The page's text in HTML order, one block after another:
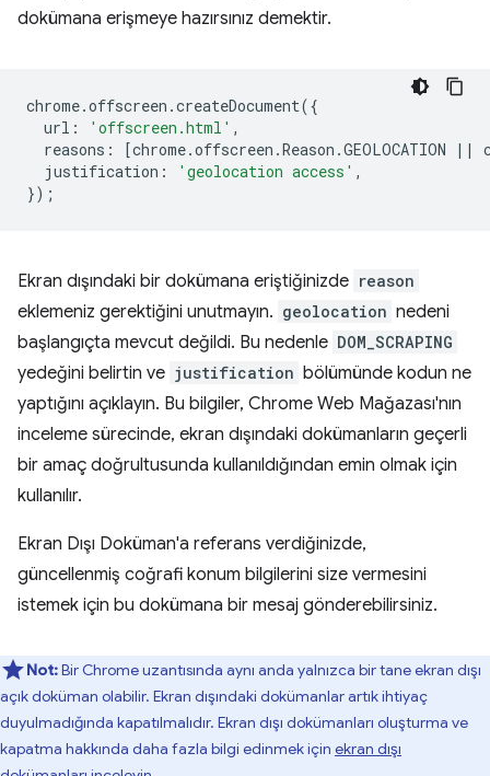
dokümana erişmeye hazırsınız demektir.
chrome.offscreen .createDocument({
url : 'offscreen.html' ,
reasons : [chrome.offscreen .Reason .GEOLOCATION ||
justification : 'geolocation access' ,
});
Ekran dışındaki bir dokümana eriştiğinizde reason
eklemeniz gerektiğini unutmayın. geolocation nedeni
başlangıçta mevcut değildi. Bu nedenle DOM_SCRAPING
yedeğini belirtin ve justification bölümünde kodun ne
yaptığını açıklayın. Bu bilgiler, Chrome Web Mağazası'nın
inceleme sürecinde, ekran dışındaki dokümanların geçerli
bir amaç doğrultusunda kullanıldığından emin olmak için
kullanılır.
Ekran Dışı Doküman'a referans verdiğinizde,
güncellenmiş coğrafi konum bilgilerini size vermesini
istemek için bu dokümana bir mesaj gönderebilirsiniz.
Not:Bir Chrome uzantısında aynı anda yalnızca bir tane ekran dışı
açık doküman olabilir. Ekran dışındaki dokümanlar artık ihtiyaç
duyulmadığında kapatılmalıdır. Ekran dışı dokümanları oluşturma ve
kapatma hakkında daha fazla bilgi edinmek için ekran dışı